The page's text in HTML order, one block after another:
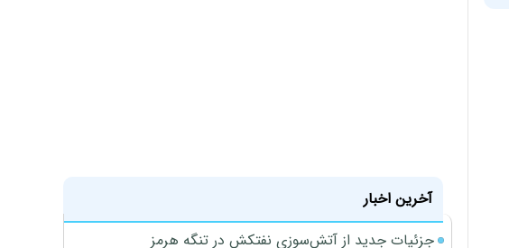
آخرین اخبار
جزئیات جدید از آتش‌سوزی نفتکش در تنگه هرمز